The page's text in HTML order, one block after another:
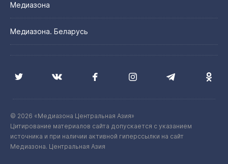
Медиазона
Медиазона. Беларусь
© 2026 «Медиазона Центральная Азия»
Цитирование материалов сайта допускается с указанием
источника и при наличии активной гиперссылки на сайт
Медиазона. Центральная Азия